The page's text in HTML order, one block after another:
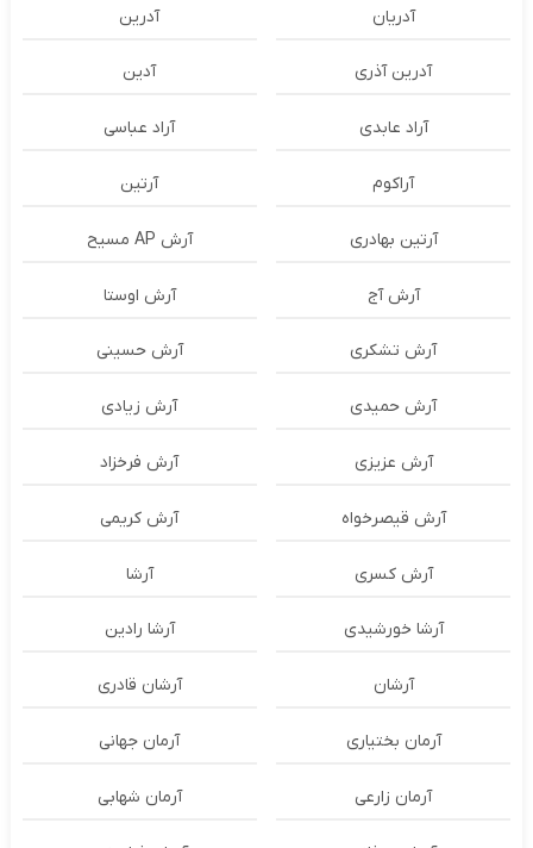
آدریان آدرین
آدرین آذری آدین
آراد عابدی آراد عباسی
آراکوم آرتین
آرتین بهادری آرش AP مسیح
آرش آج آرش اوستا
آرش تشکری آرش حسینی
آرش حمیدی آرش زیادی
آرش عزیزی آرش فرخزاد
آرش قیصرخواه آرش کریمی
آرش کسری آرشا
آرشا خورشیدی آرشا رادین
آرشان آرشان قادری
آرمان بختیاری آرمان جهانی
آرمان زارعی آرمان شهابی